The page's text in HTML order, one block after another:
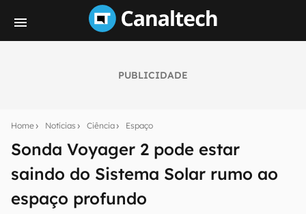
PUBLICIDADE
Home Notícias Ciência Espaço
Sonda Voyager 2 pode estar
saindo do Sistema Solar rumo ao
espaço profundo
notícias e reviews sobre tecnologia em primeira
mão.
E-mail